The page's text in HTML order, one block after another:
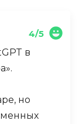
4/5
в
но